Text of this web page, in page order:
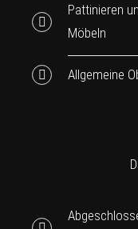
Pattinieren
Möbeln
Allgemeine